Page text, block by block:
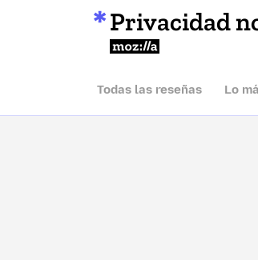
Privacidad
Mozilla
Todas las reseñas Lo